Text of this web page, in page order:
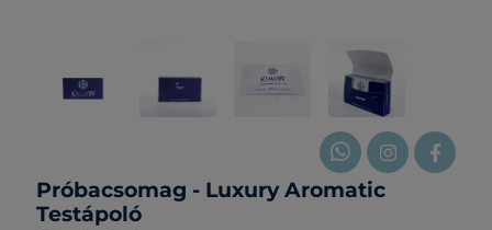
Próbacsomag - Luxury Aromatic
Testápoló